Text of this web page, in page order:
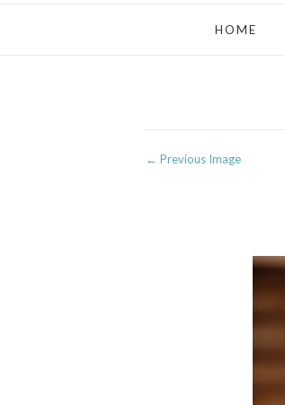
HOME
← Previous Image